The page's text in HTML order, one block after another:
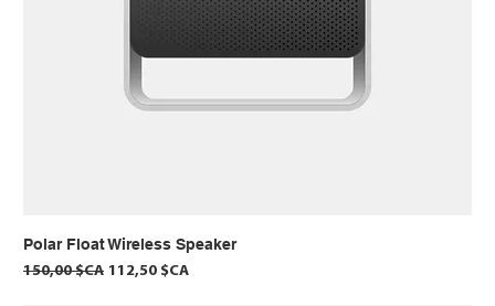
Polar Float Wireless Speaker
Prix original
150,00 $CA Prix promotionnel
112,50 $CA